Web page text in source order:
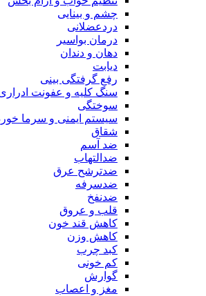
چشم و بینایی
دردعضلانی
درمان بواسیر
دهان و دندان
دیابت
رفع گرفتگی بینی
سنگ کلیه و عفونت
سوختگی
سیستم ایمنی و سرما
شقاق
ضد آسم
ضدالتهاب
ضدترشح عرق
ضدسرفه
ضدنفخ
قلب و عروق
کاهش قند خون
کاهش وزن
کبد چرب
کم خونی
گوارش
مغز و اعصاب